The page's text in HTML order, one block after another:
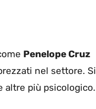
Penelope Cruz
nel settore. Si
altre più psicologico.